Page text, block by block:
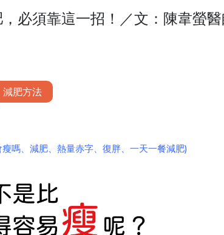
必須靠這一招！／文：陳韋螢
減肥方法
瘦嗎、減肥、熱量赤字、復胖、一天一餐減肥)